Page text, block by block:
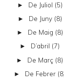
► De Juliol (5)
► De Juny (8)
► De Maig (8)
► D’abril (7)
► De Març (8)
► De Febrer